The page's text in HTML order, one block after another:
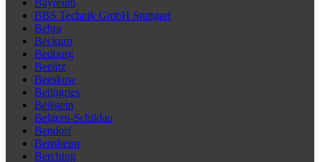
Bayreuth
BBS Technik GmbH Stuttgart
Bebra
Beckum
Bedburg
Beelitz
Beeskow
Beilngries
Beilstein
Belgern-Schildau
Bendorf
Bensheim
Berching